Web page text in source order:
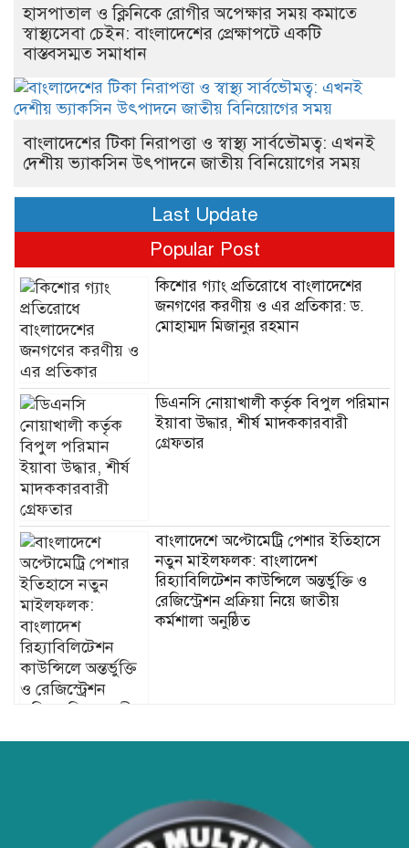
হাসপাতাল ও ক্লিনিকে রোগীর অপেক্ষার সময় কমাতে
স্বাস্থ্যসেবা চেইন: বাংলাদেশের প্রেক্ষাপটে একটি
বাস্তবসম্মত সমাধান
বাংলাদেশের টিকা নিরাপত্তা ও স্বাস্থ্য সার্বভৌমত্ব: এখনই
দেশীয় ভ্যাকসিন উৎপাদনে জাতীয় বিনিয়োগের সময়
Last Update
Popular Post
কিশোর গ্যাং প্রতিরোধে বাংলাদেশের
জনগণের করণীয় ও এর প্রতিকার: ড.
মোহাম্মদ মিজানুর রহমান
ডিএনসি নোয়াখালী কর্তৃক বিপুল পরিমান
ইয়াবা উদ্ধার, শীর্ষ মাদককারবারী
গ্রেফতার
বাংলাদেশে অপ্টোমেট্রি পেশার ইতিহাসে
নতুন মাইলফলক: বাংলাদেশ
রিহ্যাবিলিটেশন কাউন্সিলে অন্তর্ভুক্তি ও
রেজিস্ট্রেশন প্রক্রিয়া নিয়ে জাতীয়
কর্মশালা অনুষ্ঠিত